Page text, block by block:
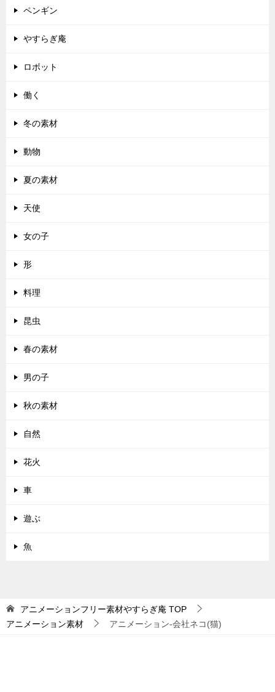
ペンギン
やすらぎ庵
ロボット
働く
冬の素材
動物
夏の素材
天使
女の子
形
料理
昆虫
春の素材
男の子
秋の素材
自然
花火
車
遊ぶ
魚
アニメーションフリー素材やすらぎ庵 TOP
アニメーション素材
アニメーション-会社ネコ(猫)